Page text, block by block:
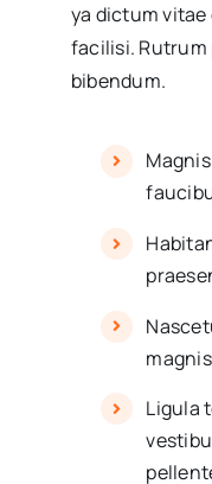
ya dictum
facilisi. Rutrum
bibendum.
Ligula